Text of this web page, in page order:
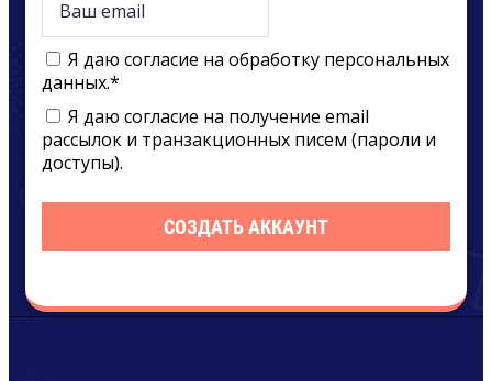
Я даю согласие на обработку персональных
данных.*
Я даю согласие на получение email
раcсылок и транзакционных писем (пароли и
доступы).
СОЗДАТЬ АККАУНТ